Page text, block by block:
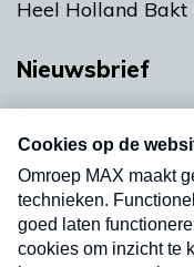
Heel Holland Bakt
Nieuwsbrief
Neem hier een
nieuwsbrief. Elke
uw mailbox.